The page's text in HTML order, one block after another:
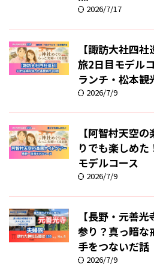
2026/7/17
【諏訪大社四
旅2日目モデル
ランチ・松本観
2026/7/9
【阿智村天空
りでも楽しめ
モデルコース
2026/7/9
【長野・元善
参り？真っ暗な
手をつないだ話
2026/7/9